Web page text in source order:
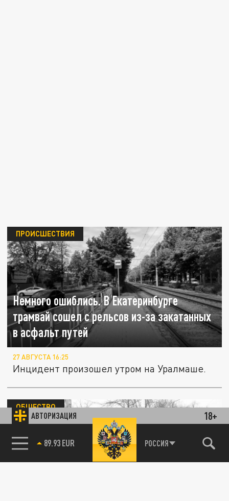
АВТОРИЗАЦИЯ 18+
85.64 BRENT РОССИЯ
Немного ошиблись. В Екатеринбурге
трамвай сошел с рельсов из-за закатанных
в асфальт путей
ПРОИСШЕСТВИЯ
27 АВГУСТА 16:25
Инцидент произошел утром на Уралмаше.
ОБЩЕСТВО